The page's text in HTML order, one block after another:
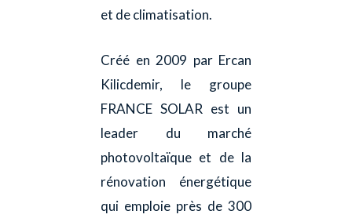
et de climatisation.
Créé en 2009 par Ercan
Kilicdemir, le groupe
FRANCE SOLAR est un
leader du marché
photovoltaïque et de la
rénovation énergétique
qui emploie près de 300